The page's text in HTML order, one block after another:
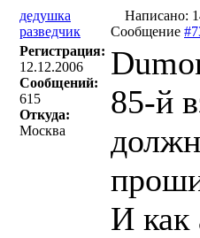
дедушка
разведчик
Написано:
Сообщение
Регистрация:
12.12.2006
Сообщений:
615
Откуда:
Москва
85-й
И как